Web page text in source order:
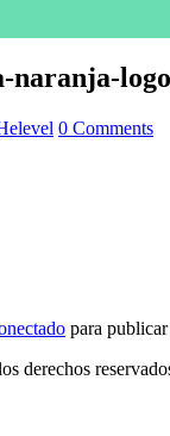
naranja-
0 Comments
para
derechos